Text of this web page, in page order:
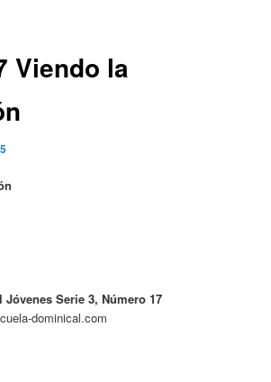
Viendo la
Serie 3, Número 17
dominical.com